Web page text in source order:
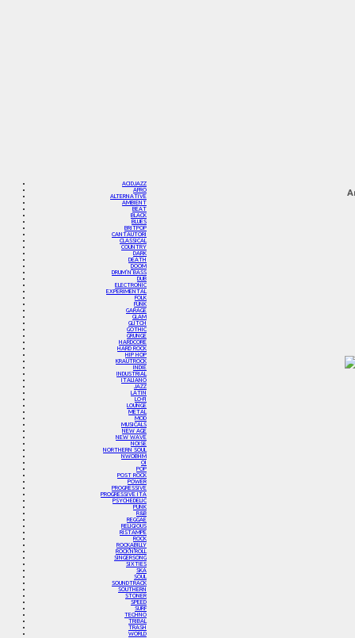
ACIDJAZZ
AFRO
ALTERNATIVE
AMBIENT
BEAT
BLACK
BLUES
BRITPOP
CANTAUTORI
CLASSICAL
COUNTRY
DARK
DEATH
DOOM
DRUM’N’BASS
DUB
ELECTRONIC
EXPERIMENTAL
FOLK
FUNK
GARAGE
GLAM
GLITCH
GOTHIC
GRUNGE
HARDCORE
HARD ROCK
HIP HOP
KRAUTROCK
INDIE
INDUSTRIAL
ITALIANO
JAZZ
LATIN
LO-FI
LOUNGE
METAL
MOD
MUSICALS
NEW AGE
NEW WAVE
NOISE
NORTHERN SOUL
NWOBHM
OI
POP
POST ROCK
POWER
PROGRESSIVE
PROGRESSIVE ITA
PSYCHEDELIC
PUNK
R&B
REGGAE
RELIGIOUS
RISTAMPE
ROCK
ROCKABILLY
ROCK'N'ROLL
SINGERSONG
SIXTIES
SKA
SOUL
SOUNDTRACK
SOUTHERN
STONER
SPEED
SURF
TECHNO
TRIBAL
TRASH
WORLD